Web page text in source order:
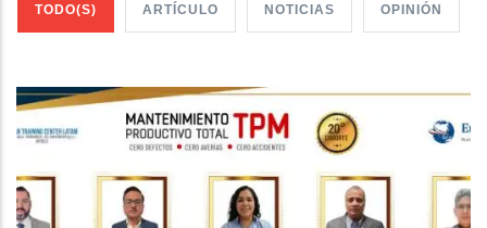
TODO(S) ARTÍCULO NOTICIAS OPINIÓN